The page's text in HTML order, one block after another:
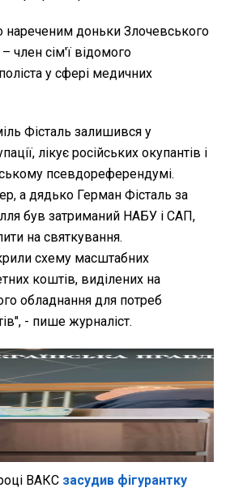
нареченим доньки Злочевського
член сім'ї відомого
у сфері медичних
Фісталь залишився у
лікує російських окупантів і
псевдореферендумі.
а дядько Герман Фісталь за
був затриманий НАБУ і САП,
на святкування.
схему масштабних
коштів, виділених на
обладнання для потреб
- пише журналіст.
ВАКС засудив фігурантку